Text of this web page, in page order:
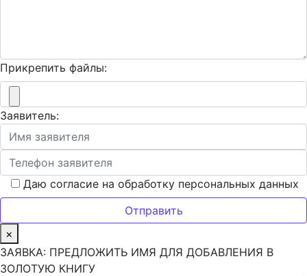
Прикрепить файлы:
Заявитель:
Даю согласие на обработку персональных данных
×
ЗАЯВКА: ПРЕДЛОЖИТЬ ИМЯ ДЛЯ ДОБАВЛЕНИЯ В
ЗОЛОТУЮ КНИГУ